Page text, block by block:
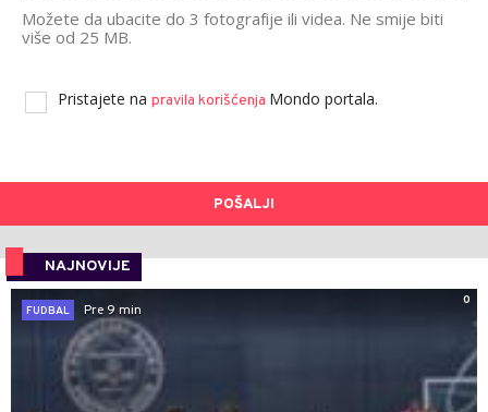
Možete da ubacite do 3 fotografije ili videa. Ne smije biti
više od 25 MB.
Pristajete na pravila korišćenja Mondo portala.
POŠALJI
NAJNOVIJE
0
FUDBAL
Pre 9 min